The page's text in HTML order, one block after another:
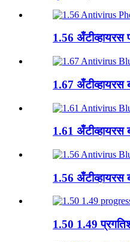
1.56 अँटीव्हायरस
1.67 अँटीव्हायरस
1.61 अँटीव्हायरस
1.56 अँटीव्हायरस
1.50 1.49